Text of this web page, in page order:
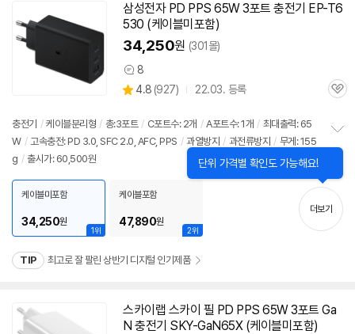
삼성전자 PD PPS 65W3포트 충전기 EP-T6
530 (케이블미포함)
34,250원 (301몰)
상
품
견
8
별
4.8 (상
리
뷰
927) 22.03. 등록
관
충전기 / 케이블분리형 / 총:3포트 / C포트수: 2개 / A포트수: 1개 / 최대출력: 65
W / 고속충전: PD 3.0, SFC 2.0, AFC, PPS / 과열방지 / 과전류방지 / 무게: 155
g / 출시가: 60,500원
정
펼
기
1위
케이블미포함
34,250원
2위
케이블포함
47,890원
더보기
TIP 최고로 잘 팔린 상반기 디지털 인기제품
스카이랩 스카이 필 PD PPS 65W3포트 Ga
N 충전기 SKY-GaN65X (케이블미포함)